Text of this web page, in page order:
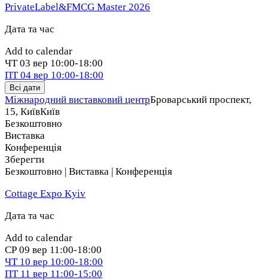
PrivateLabel&FMCG Master 2026
Дата та час
Add to calendar
ЧТ 03 вер 10:00-18:00
ПТ 04 вер 10:00-18:00
Всі дати
Міжнародний виставковий центрБроварський проспект,
15, КиївКиїв
Безкоштовно
Виставка
Конференція
Зберегти
Безкоштовно | Виставка | Конференція
Cottage Expo Kyiv
Дата та час
Add to calendar
СР 09 вер 11:00-18:00
ЧТ 10 вер 10:00-18:00
ПТ 11 вер 11:00-15:00